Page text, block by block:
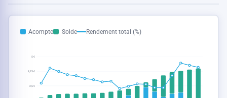
Acompte Solde Rendement total (%)
2,5 €
3,75 €
5 €